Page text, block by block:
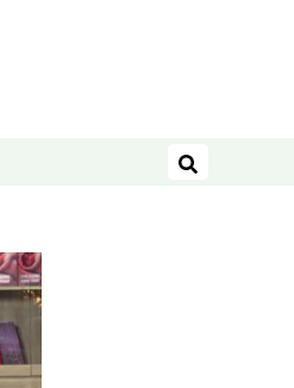
Tìm kiếm